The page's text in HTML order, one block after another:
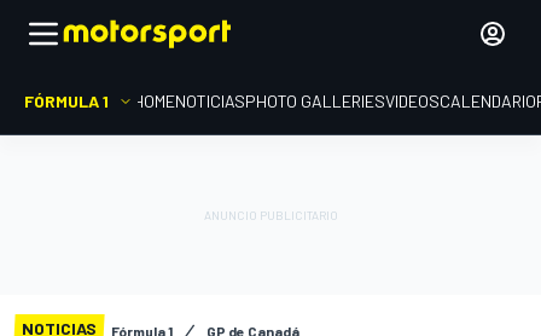
FÓRMULA 1 HOMENOTICIASPHOTO GALLERIESVIDEOSCALENDARIO
NOTICIAS Fórmula 1 GP de Canadá